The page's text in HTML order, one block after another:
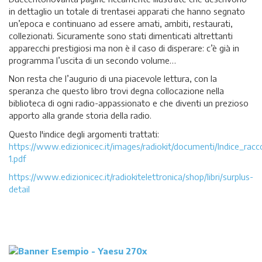
in dettaglio un totale di trentasei apparati che hanno segnato
un’epoca e continuano ad essere amati, ambiti, restaurati,
collezionati. Sicuramente sono stati dimenticati altrettanti
apparecchi prestigiosi ma non è il caso di disperare: c’è già in
programma l’uscita di un secondo volume…
Non resta che l’augurio di una piacevole lettura, con la
speranza che questo libro trovi degna collocazione nella
biblioteca di ogni radio-appassionato e che diventi un prezioso
apporto alla grande storia della radio.
Questo l'indice degli argomenti trattati:
https://www.edizionicec.it/images/radiokit/documenti/
1.pdf
https://www.edizionicec.it/radiokitelettronica/shop/libri/surplus-
detail